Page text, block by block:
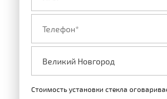
Стоимость установки стекла